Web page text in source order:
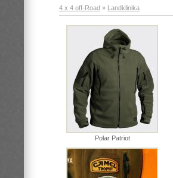
4 x 4 off-Road » Landklinika
Polar Patriot